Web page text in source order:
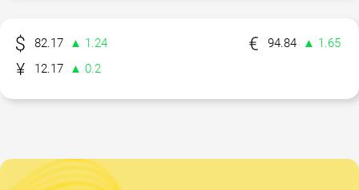
82.17 ▲ 1.24 94.84
▲ 1.65
12.17
▲ 0.2